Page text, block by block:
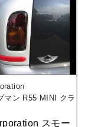
マン R55 MINI クラ
スモー